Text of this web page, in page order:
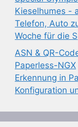
Kieselhumes -
Telefon, Auto
Woche für die
ASN & QR-
Paperless-NGX
Erkennung in
Konfiguration